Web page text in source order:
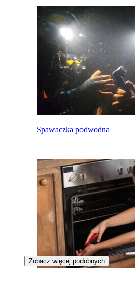
Spawaczka podwodna
Zobacz więcej podobnych